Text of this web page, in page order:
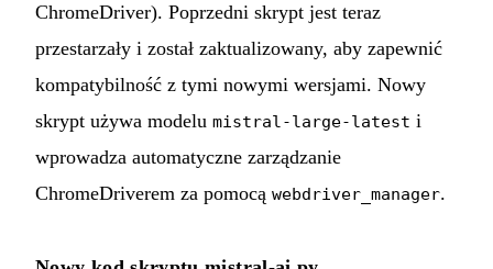
ChromeDriver). Poprzedni skrypt jest teraz
przestarzały i został zaktualizowany, aby zapewnić
kompatybilność z tymi nowymi wersjami. Nowy
skrypt używa modelu mistral-large-latest i
wprowadza automatyczne zarządzanie
ChromeDriverem za pomocą webdriver_manager.